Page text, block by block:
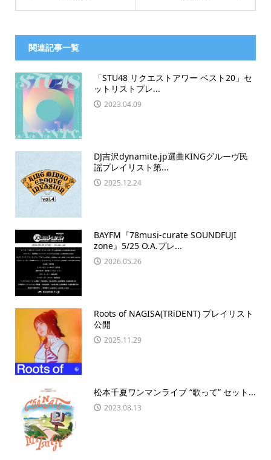
関連記事一覧
「STU48 リクエストアワー ベスト20」セ
ットリストプレ...
2023.04.09
DJ吉沢dynamite.jp選曲KINGグルーヴ民
謡プレイリスト第...
2025.12.24
BAYFM『78musi-curate SOUNDFUJI
zone』5/25 O.A.プレ...
2026.05.26
Roots of NAGISA(TRiDENT) プレイリスト
公開
2025.11.29
松本千夏ワンマンライブ “歌って” セット...
2023.08.13